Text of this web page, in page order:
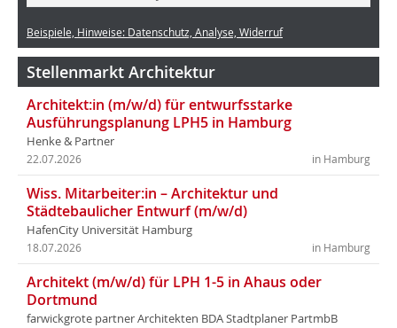
Beispiele, Hinweise: Datenschutz, Analyse, Widerruf
Stellenmarkt Architektur
Architekt:in (m/w/d) für entwurfsstarke
Ausführungsplanung LPH5 in Hamburg
Henke & Partner
in Hamburg
22.07.2026
Wiss. Mitarbeiter:in – Architektur und
Städtebaulicher Entwurf (m/w/d)
HafenCity Universität Hamburg
in Hamburg
18.07.2026
Architekt (m/w/d) für LPH 1-5 in Ahaus oder
Dortmund
farwickgrote partner Architekten BDA Stadtplaner PartmbB